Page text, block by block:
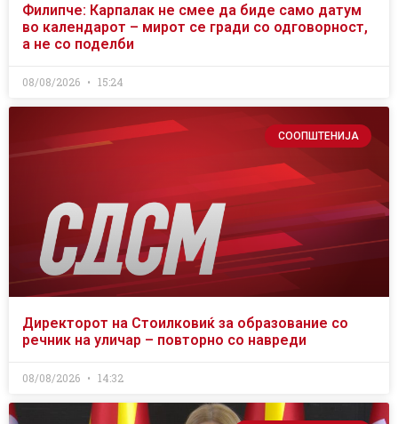
Филипче: Карпалак не смее да биде само датум
во календарот – мирот се гради со одговорност,
а не со поделби
08/08/2026 15:24
СООПШТЕНИЈА
Директорот на Стоилковиќ за образование со
речник на уличар – повторно со навреди
08/08/2026 14:32